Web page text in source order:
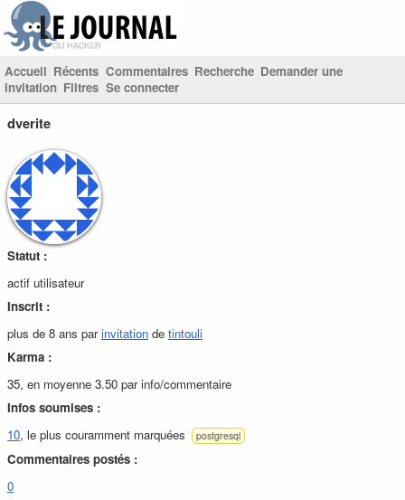
Accueil Récents Commentaires Recherche Demander une
invitation Filtres Se connecter
dverite
Statut :
actif utilisateur
Inscrit :
plus de 8 ans parinvitation de tintouli
Karma :
35, en moyenne 3.50 par info/commentaire
Infos soumises :
10, le plus couramment marquées postgresql
Commentaires postés :
0